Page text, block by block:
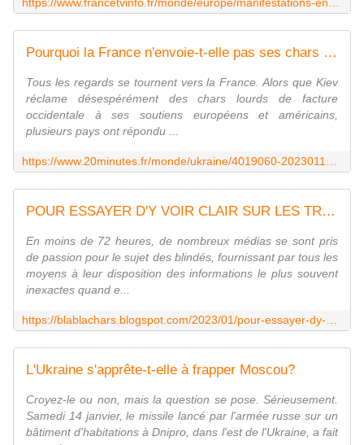
Pourquoi la France n'envoie-t-elle pas ses chars Leclerc à l'Ukraine ?
Tous les regards se tournent vers la France. Alors que Kiev
réclame désespérément des chars lourds de facture
occidentale à ses soutiens européens et américains,
plusieurs pays ont répondu ...
POUR ESSAYER D'Y VOIR CLAIR SUR LES TRANSFERTS !
En moins de 72 heures, de nombreux médias se sont pris
de passion pour le sujet des blindés, fournissant par tous les
moyens à leur disposition des informations le plus souvent
inexactes quand e...
L'Ukraine s'apprête-t-elle à frapper Moscou?
Croyez-le ou non, mais la question se pose. Sérieusement.
Samedi 14 janvier, le missile lancé par l'armée russe sur un
bâtiment d'habitations à Dnipro, dans l'est de l'Ukraine, a fait